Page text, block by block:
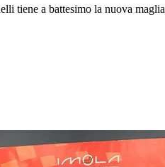
tiene a battesimo la nuova maglia